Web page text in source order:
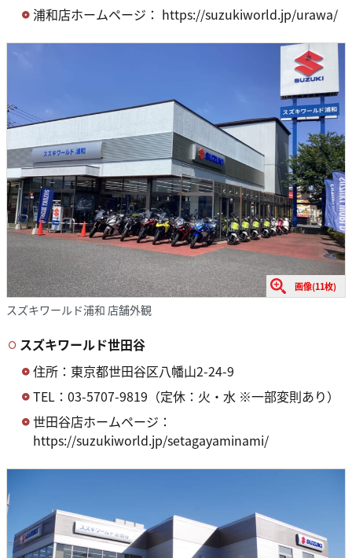
浦和店ホームページ： https://suzukiworld.jp/urawa/
画像(11枚)
スズキワールド浦和 店舗外観
スズキワールド世田谷
住所：東京都世田谷区八幡山2-24-9
TEL：03-5707-9819（定休：火・水 ※一部変則あり）
世田谷店ホームページ：
https://suzukiworld.jp/setagayaminami/